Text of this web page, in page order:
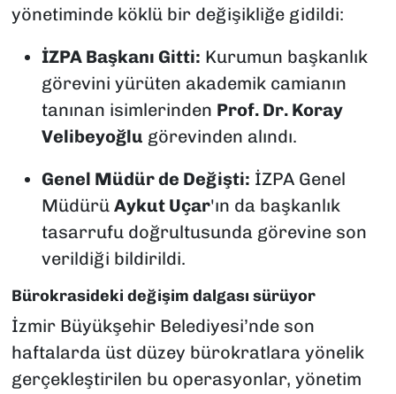
yönetiminde köklü bir değişikliğe gidildi:
İZPA Başkanı Gitti: Kurumun başkanlık
görevini yürüten akademik camianın
tanınan isimlerinden Prof. Dr. Koray
Velibeyoğlu görevinden alındı.
Genel Müdür de Değişti: İZPA Genel
Müdürü Aykut Uçar'ın da başkanlık
tasarrufu doğrultusunda görevine son
verildiği bildirildi.
Bürokrasideki değişim dalgası sürüyor
İzmir Büyükşehir Belediyesi’nde son
haftalarda üst düzey bürokratlara yönelik
gerçekleştirilen bu operasyonlar, yönetim